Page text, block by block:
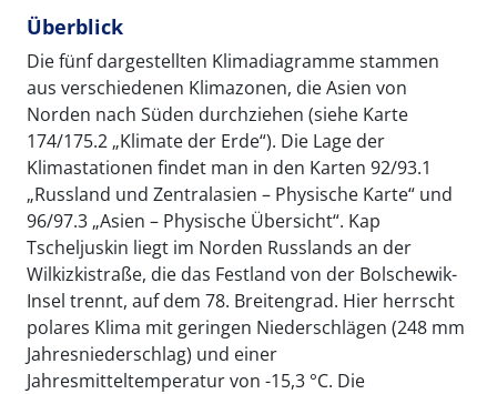
Überblick
Die fünf dargestellten Klimadiagramme stammen
aus verschiedenen Klimazonen, die Asien von
Norden nach Süden durchziehen (siehe Karte
174/175.2 „Klimate der Erde“). Die Lage der
Klimastationen findet man in den Karten 92/93.1
„Russland und Zentralasien – Physische Karte“ und
96/97.3 „Asien – Physische Übersicht“. Kap
Tscheljuskin liegt im Norden Russlands an der
Wilkizkistraße, die das Festland von der Bolschewik-
Insel trennt, auf dem 78. Breitengrad. Hier herrscht
polares Klima mit geringen Niederschlägen (248 mm
Jahresniederschlag) und einer
Jahresmitteltemperatur von -15,3 °C. Die